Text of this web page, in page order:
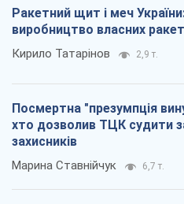
Ракетний щит і меч
виробництво власних ракет
Кирило Татарінов 2,9 т.
Посмертна "презумпція
хто дозволив ТЦК судити
захисників
Марина Ставнійчук 6,7 т.